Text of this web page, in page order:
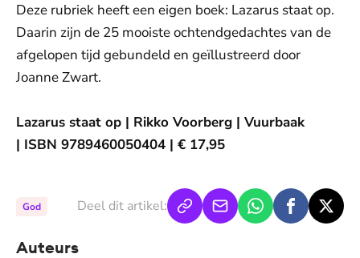
Deze rubriek heeft een eigen boek: Lazarus staat op.
Daarin zijn de 25 mooiste ochtendgedachtes van de
afgelopen tijd gebundeld en geïllustreerd door
Joanne Zwart.
Lazarus staat op | Rikko Voorberg | Vuurbaak
| ISBN 9789460050404 | € 17,95
God Deel dit artikel:
Auteurs